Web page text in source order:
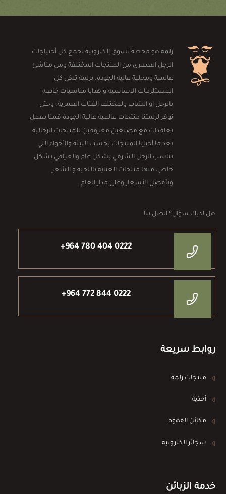
زلمة هو محطة تسوق إلكترونية تجمع كل أحتياجات
الرجل العصري من المنتجات المختلفة ومن مناشئ
عالمية ومحلية عالية الجودة. بزلمة تلكي كل
المستلزمات الاساسيه و هدايا مناسبات خاصه
بالرجل او الشاب ولمختلف الفئات العمرية. وحتى
نوفر لزلمتنا منتجات عالمية عالية الجودة قمنا بعمل
تعاقدات مع مصنعين معروفين للمنتجات الرجالية
بعد ما أخترنا المنتجات بحسب البيئة والأجواء اللي
تناسب الرجل الشرقي بشكل عام والعراقي بشكل
خاص، منها منتجات العناية باللحيه و الشعر
وبأفضل الأسعار وعلى مدار العام.
هل لديك سؤال؟ اتصل بنا
+964 780 404 0222
+964 772 844 0222
روابط سريعة
منتجات زلمة
أحذية
مكائن القهوة
سجائر الكترونية
خدمة الزبائن